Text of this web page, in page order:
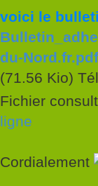
voici le
du-Nord.fr.pdf
(71.56 Kio)
Fichier
ligne
Cordialement